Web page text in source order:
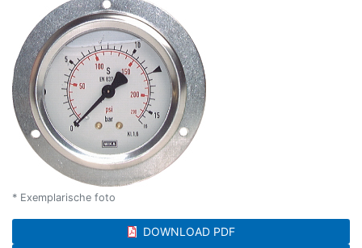
* Exemplarische foto
DOWNLOAD PDF